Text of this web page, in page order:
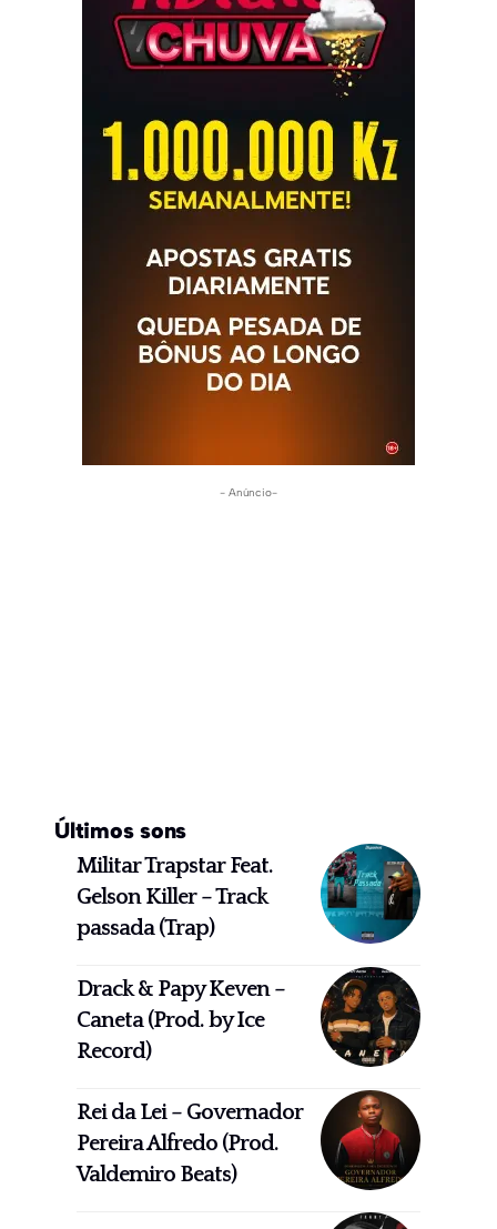
- Anúncio-
Últimos sons
Militar Trapstar Feat.
Gelson Killer – Track
passada (Trap)
Drack & Papy Keven –
Caneta (Prod. by Ice
Record)
Rei da Lei – Governador
Pereira Alfredo (Prod.
Valdemiro Beats)